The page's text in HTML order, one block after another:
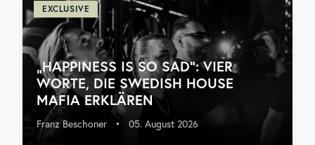
EXCLUSIVE
„HAPPINESS IS SO SAD“: VIER
WORTE, DIE SWEDISH HOUSE
MAFIA ERKLÄREN
Franz Beschoner • 05. August 2026